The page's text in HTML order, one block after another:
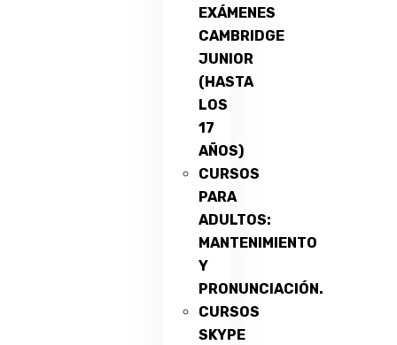
EXÁMENES
CAMBRIDGE
JUNIOR
(HASTA
LOS
17
AÑOS)
CURSOS
PARA
ADULTOS:
MANTENIMIENTO
Y
PRONUNCIACIÓN.
CURSOS
SKYPE